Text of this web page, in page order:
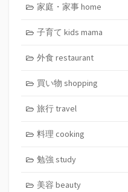
家庭・家事 home
子育て kids mama
外食 restaurant
買い物 shopping
旅行 travel
料理 cooking
勉強 study
美容 beauty